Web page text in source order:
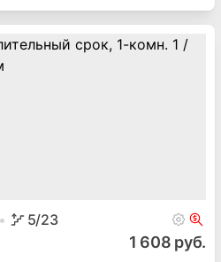
5/23
1 608 руб.